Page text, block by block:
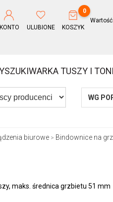
KONTO ULUBIONE
0
KOSZYK
Wartość:
TUSZY I
WG
biurowe > Bindownice na
maks. średnica grzbietu 51 mm